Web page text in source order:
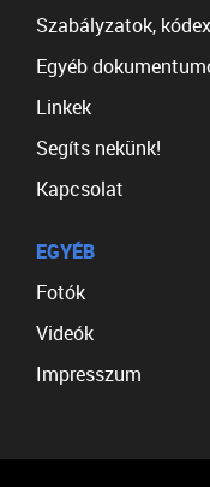
Szabályzatok,
Egyéb
Linkek
Segíts nekünk!
Kapcsolat
EGYÉB
Fotók
Videók
Impresszum